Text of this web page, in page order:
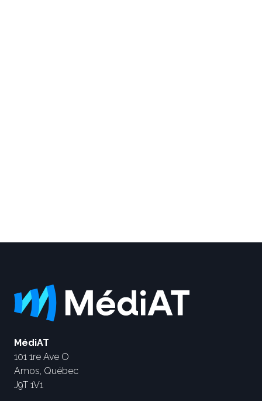
MédiAT
101 1re Ave O
Amos, Québec
J9T 1V1